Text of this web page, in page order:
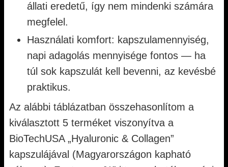
állati eredetű, így nem mindenki számára
megfelel.
Használati komfort: kapszulamennyiség,
napi adagolás mennyisége fontos — ha
túl sok kapszulát kell bevenni, az kevésbé
praktikus.
Az alábbi táblázatban összehasonlítom a
kiválasztott 5 terméket viszonyítva a
BioTechUSA „Hyaluronic & Collagen”
kapszulájával (Magyarországon kapható